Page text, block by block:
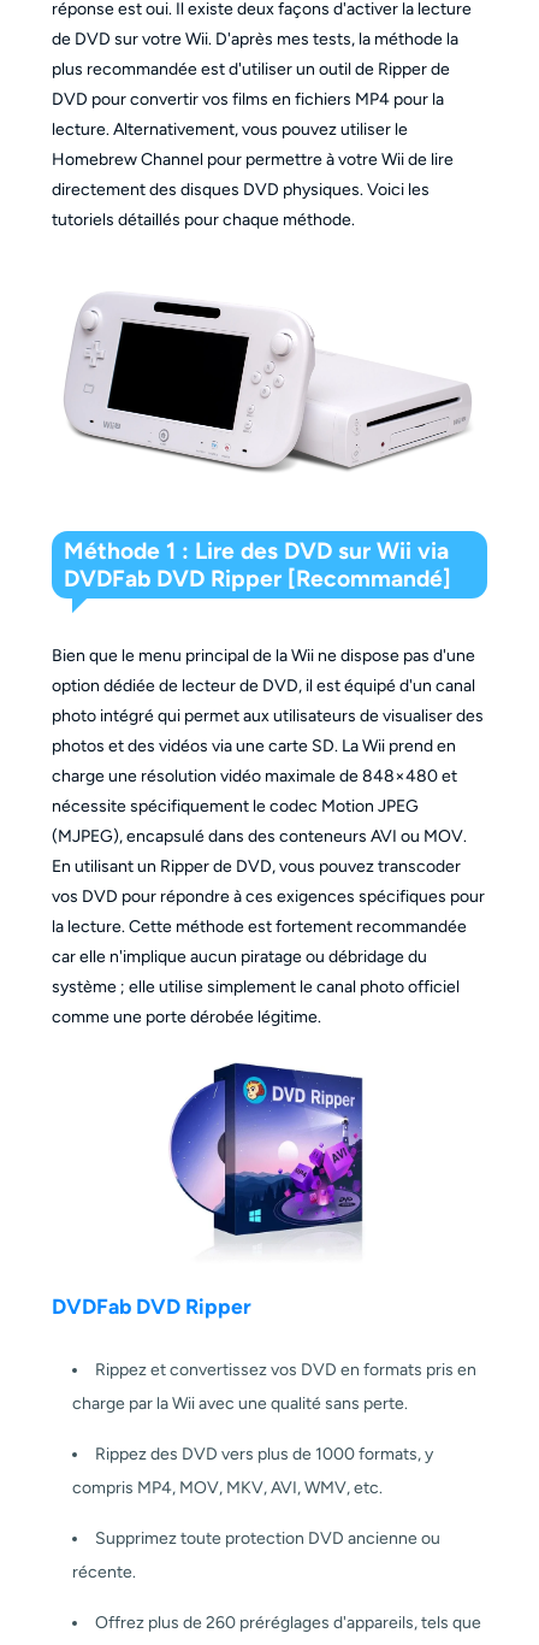
réponse est oui. Il existe deux façons d'activer la lecture
de DVD sur votre Wii. D'après mes tests, la méthode la
plus recommandée est d'utiliser un outil de Ripper de
DVD pour convertir vos films en fichiers MP4 pour la
lecture. Alternativement, vous pouvez utiliser le
Homebrew Channel pour permettre à votre Wii de lire
directement des disques DVD physiques. Voici les
tutoriels détaillés pour chaque méthode.
Méthode 1 : Lire des DVD sur Wii via
DVDFab DVD Ripper [Recommandé]
Bien que le menu principal de la Wii ne dispose pas d'une
option dédiée de lecteur de DVD, il est équipé d'un canal
photo intégré qui permet aux utilisateurs de visualiser des
photos et des vidéos via une carte SD. La Wii prend en
charge une résolution vidéo maximale de 848×480 et
nécessite spécifiquement le codec Motion JPEG
(MJPEG), encapsulé dans des conteneurs AVI ou MOV.
En utilisant un Ripper de DVD, vous pouvez transcoder
vos DVD pour répondre à ces exigences spécifiques pour
la lecture. Cette méthode est fortement recommandée
car elle n'implique aucun piratage ou débridage du
système ; elle utilise simplement le canal photo officiel
comme une porte dérobée légitime.
DVDFab DVD Ripper
Rippez et convertissez vos DVD en formats pris en
charge par la Wii avec une qualité sans perte.
Rippez des DVD vers plus de 1000 formats, y
compris MP4, MOV, MKV, AVI, WMV, etc.
Supprimez toute protection DVD ancienne ou
récente.
Offrez plus de 260 préréglages d'appareils, tels que